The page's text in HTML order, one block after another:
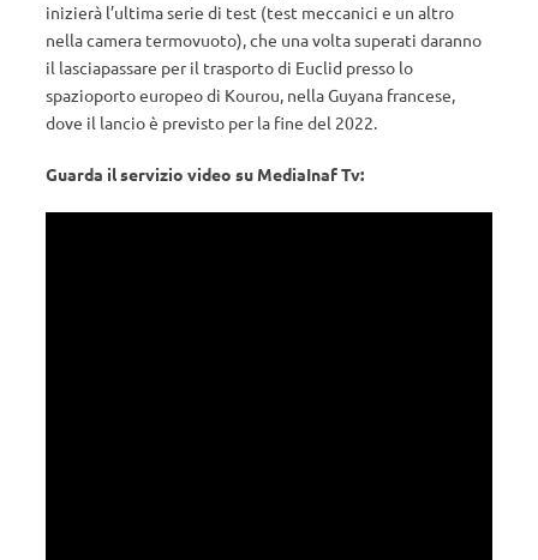
inizierà l’ultima serie di test (test meccanici e un altro
nella camera termovuoto), che una volta superati daranno
il lasciapassare per il trasporto di Euclid presso lo
spazioporto europeo di Kourou, nella Guyana francese,
dove il lancio è previsto per la fine del 2022.
Guarda il servizio video su MediaInaf Tv: